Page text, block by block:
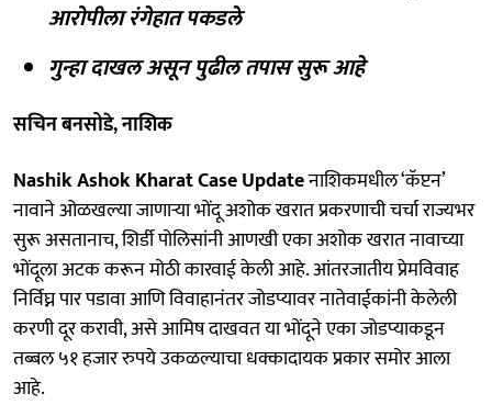
आरोपीला रंगेहात पकडले
गुन्हा दाखल असून पुढील तपास सुरू आहे
सचिन बनसोडे, नाशिक
Nashik Ashok Kharat Case Updateनाशिकमधील ‘कॅप्टन’
नावाने ओळखल्या जाणाऱ्या भोंदू अशोक खरात प्रकरणाची चर्चा राज्यभर
सुरू असतानाच, शिर्डी पोलिसांनी आणखी एका अशोक खरात नावाच्या
भोंदूला अटक करून मोठी कारवाई केली आहे. आंतरजातीय प्रेमविवाह
निर्विघ्न पार पडावा आणि विवाहानंतर जोडप्यावर नातेवाईकांनी केलेली
करणी दूर करावी, असे आमिष दाखवत या भोंदूने एका जोडप्याकडून
तब्बल ५१ हजार रुपये उकळल्याचा धक्कादायक प्रकार समोर आला
आहे.